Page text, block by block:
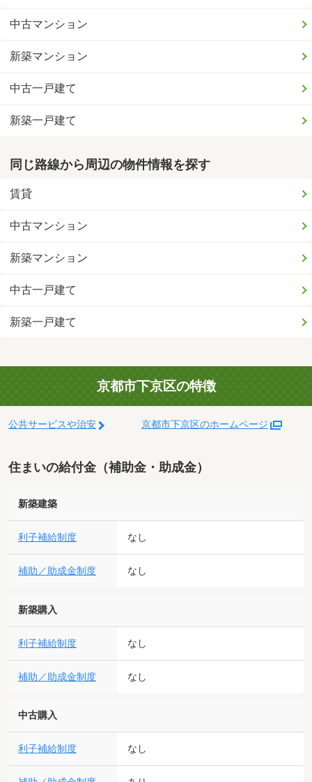
中古マンション
新築マンション
中古一戸建て
新築一戸建て
同じ路線から周辺の物件情報を探す
賃貸
中古マンション
新築マンション
中古一戸建て
新築一戸建て
京都市下京区の特徴
公共サービスや治安 京都市下京区のホームページ
住まいの給付金（補助金・助成金）
新築建築
利子補給制度 なし
補助／助成金制度 なし
新築購入
利子補給制度 なし
補助／助成金制度 なし
中古購入
利子補給制度 なし